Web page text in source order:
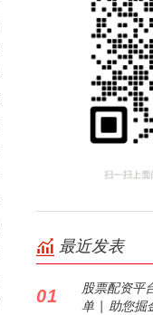
最近发表
01
股票配资平
单 | 助您掘